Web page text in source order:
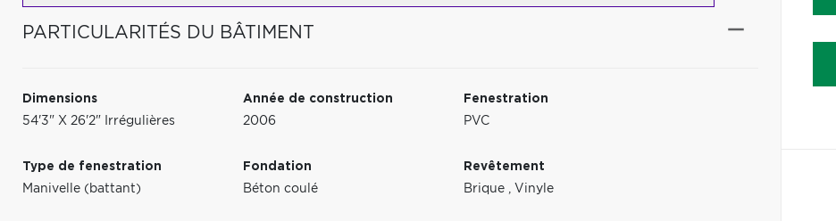
PARTICULARITÉS DU BÂTIMENT
Dimensions
54'3" X 26'2" Irrégulières
Année de construction
2006
Fenestration
PVC
Type de fenestration
Manivelle (battant)
Fondation
Béton coulé
Revêtement
Brique , Vinyle